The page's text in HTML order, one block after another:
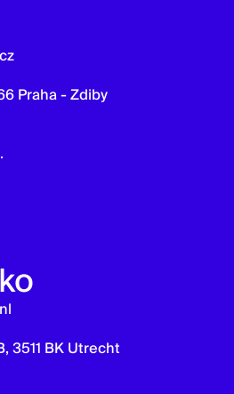
Praha - Zdiby
3511 BK Utrecht